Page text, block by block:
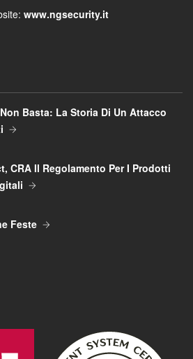
www.ngsecurity.it
Basta: La Storia Di Un Attacco
CRA Il Regolamento Per I Prodotti
Feste